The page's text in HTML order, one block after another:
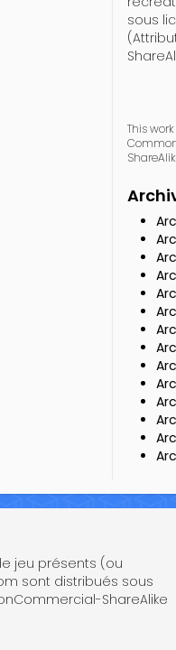
sous
This
jeu présents (ou
sont distribués sous
ShareAlike